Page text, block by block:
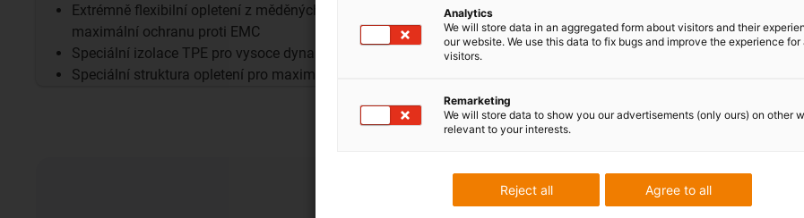
Extrémně flexibilní opletení z měděných drátů s optickým pokrytím 90% pro
maximální ochranu proti EMC
Speciální izolace TPE pro vysoce dynamické aplikace
Speciální struktura opletení pro maximální životnost
Jeden uzavřený,
žíly jsou navzájem
Jednotlivé prvky nelze
Systémy
Analytics
We will store data in an aggregated form about visitors and their
our website. We use this data to fix bugs and improve the experience for
visitors.
Remarketing
We will store data to show you our advertisements (only ours) on other
relevant to your interests.
Agree to all
Reject all